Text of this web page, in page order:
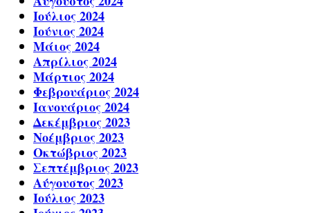
Ιούλιος 2024
Ιούνιος 2024
Μάιος 2024
Απρίλιος 2024
Μάρτιος 2024
Φεβρουάριος 2024
Ιανουάριος 2024
Δεκέμβριος 2023
Νοέμβριος 2023
Οκτώβριος 2023
Σεπτέμβριος 2023
Αύγουστος 2023
Ιούλιος 2023